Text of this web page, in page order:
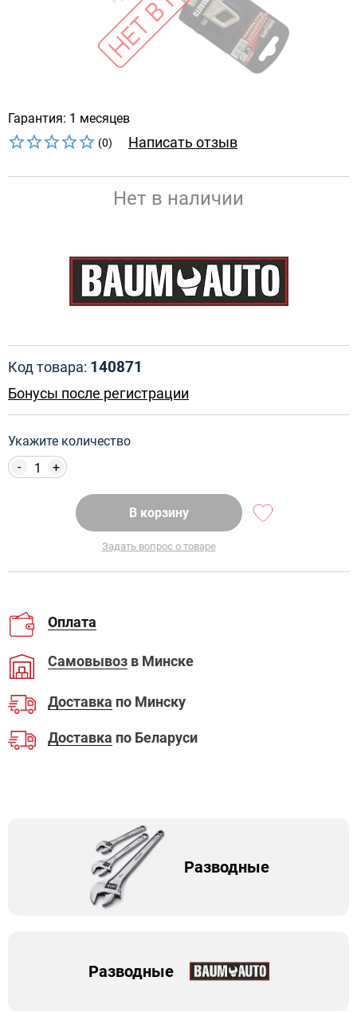
Гарантия: 1 месяцев
(0) Написать отзыв
Нет в наличии
Код товара: 140871
Бонусы после регистрации
Укажите количество
+
-
В корзину
Задать вопрос о товаре
Оплата
Самовывоз в Минске
Доставка по Минску
Доставка по Беларуси
Разводные
Разводные